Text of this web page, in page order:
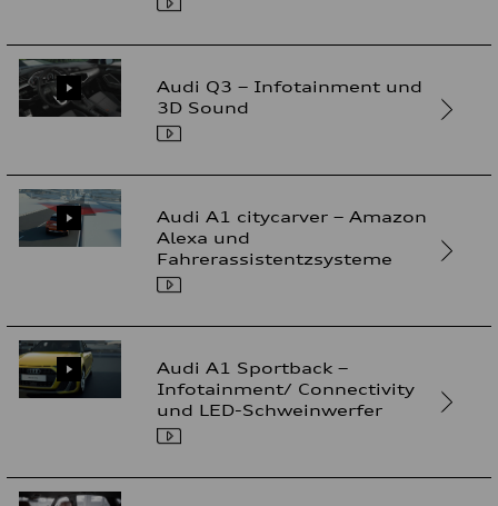
Audi Q3 – Infotainment und
3D Sound
Audi A1 citycarver – Amazon
Alexa und
Fahrerassistentzsysteme
Audi A1 Sportback –
Infotainment/ Connectivity
und LED-Schweinwerfer